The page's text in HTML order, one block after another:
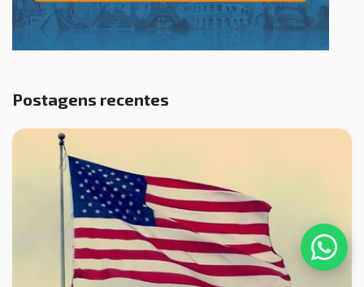
Postagens recentes